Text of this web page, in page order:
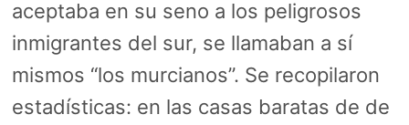
aceptaba en su seno a los peligrosos
inmigrantes del sur, se llamaban a sí
mismos “los murcianos”. Se recopilaron
estadísticas: en las casas baratas de de